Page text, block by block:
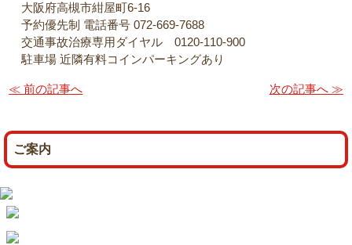
大阪府高槻市紺屋町6-16
予約優先制 電話番号 072-669-7688
交通事故治療専用ダイヤル 0120-110-900
駐車場 近隣有料コインパーキングあり
≪ 前の記事へ 次の記事へ ≫
ご案内